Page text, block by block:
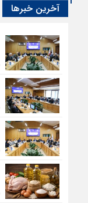
آخرین خبرها